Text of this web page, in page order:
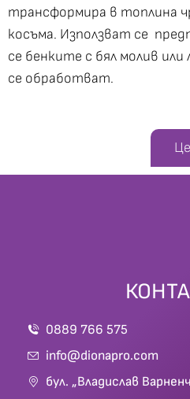
трансформира в топлина
косъма. Използват се
се бенките с бял молив или
се обработват.
0889 766 575
info@dionapro.com
бул. „Владислав